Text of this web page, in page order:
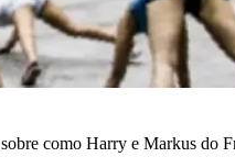
como Harry e Markus do